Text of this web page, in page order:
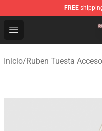
FREE
Open menu
Ruben Tuesta Shop
Inicio/Ruben Tuesta